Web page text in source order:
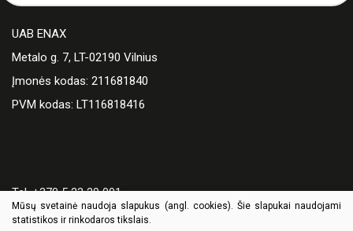
UAB ENAX
Metalo g. 7, LT-02190 Vilnius
Įmonės kodas: 211681840
PVM kodas: LT116818416
Tel. +370 5 23 29 001
El. paštas:enax@enax.lt
Mūsų svetainė naudoja slapukus (angl. cookies). Šie slapukai naudojami
statistikos ir rinkodaros tikslais.